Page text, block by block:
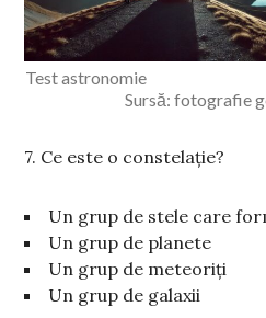
Test
Sursă: fotografie
7. Ce este o constelație?
Un grup de stele care
Un grup de planete
Un grup de meteoriți
Un grup de galaxii